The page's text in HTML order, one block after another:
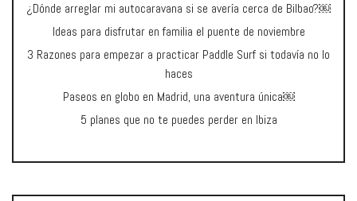
¿Dónde arreglar mi autocaravana si se avería cerca de Bilbao?￼
Ideas para disfrutar en familia el puente de noviembre
3 Razones para empezar a practicar Paddle Surf si todavía no lo
haces
Paseos en globo en Madrid, una aventura única￼
5 planes que no te puedes perder en Ibiza